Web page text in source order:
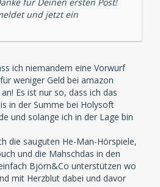
und jetzt ein
ich niemandem eine Vorwurf
weniger Geld bei amazon
Es ist nur so, dass ich das
in der Summe bei Holysoft
und solange ich in der Lage bin
die sauguten He-Man-Hörspiele,
und die Mahschdas in den
Björn&Co unterstützen wo
mit Herzblut dabei und davor